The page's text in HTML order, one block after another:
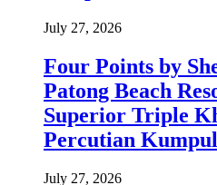
July 27, 2026
Four Points by
Patong Beach
Superior Triple
Percutian
July 27, 2026